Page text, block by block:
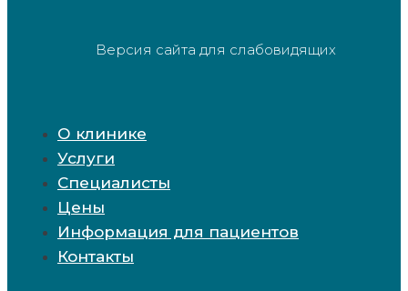
Версия сайта для слабовидящих
О клинике
Услуги
Специалисты
Цены
Информация для пациентов
Контакты